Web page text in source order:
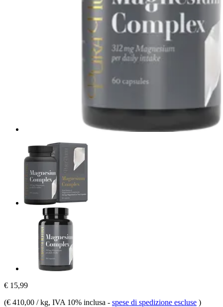
€ 15,99
(€ 410,00 / kg, IVA 10% inclusa - spese di spedizione escluse )